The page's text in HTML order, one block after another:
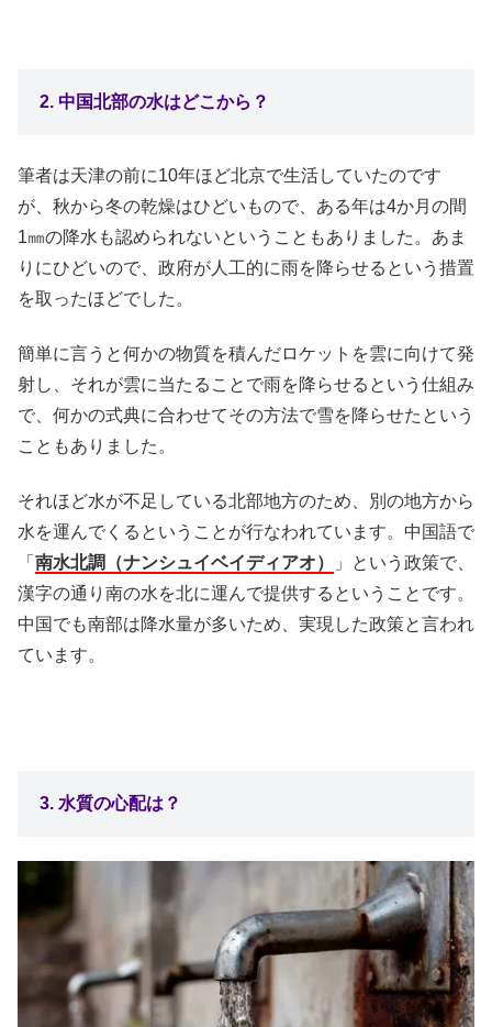
2. 中国北部の水はどこから？
筆者は天津の前に10年ほど北京で生活していたのです
が、秋から冬の乾燥はひどいもので、ある年は4か月の間
1㎜の降水も認められないということもありました。あま
りにひどいので、政府が人工的に雨を降らせるという措置
を取ったほどでした。
簡単に言うと何かの物質を積んだロケットを雲に向けて発
射し、それが雲に当たることで雨を降らせるという仕組み
で、何かの式典に合わせてその方法で雪を降らせたという
こともありました。
それほど水が不足している北部地方のため、別の地方から
水を運んでくるということが行なわれています。中国語で
「 南水北調（ナンシュイベイディアオ）
」という政策で、
漢字の通り南の水を北に運んで提供するということです。
中国でも南部は降水量が多いため、実現した政策と言われ
ています。
3. 水質の心配は？